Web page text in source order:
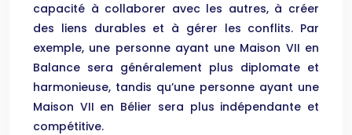
capacité à collaborer avec les autres, à créer
des liens durables et à gérer les conflits. Par
exemple, une personne ayant une Maison VII en
Balance sera généralement plus diplomate et
harmonieuse, tandis qu’une personne ayant une
Maison VII en Bélier sera plus indépendante et
compétitive.